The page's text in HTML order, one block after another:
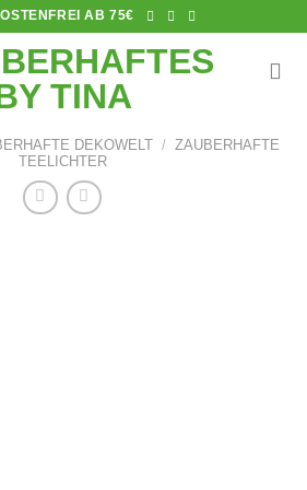
AB 75€
DEKOWELT / ZAUBERHAFTE
TEELICHTER